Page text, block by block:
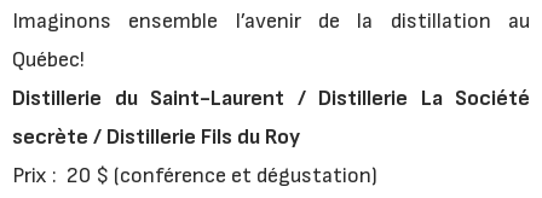
Imaginons ensemble l’avenir de la distillation au
Québec!
Distillerie du Saint-Laurent / Distillerie La Société
secrète / Distillerie Fils du Roy
Prix : 20 $ (conférence et dégustation)